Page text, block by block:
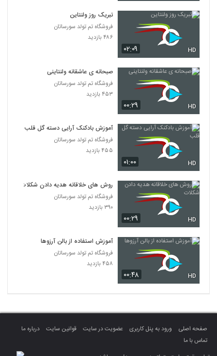
۰۲:۰۹ HD
تبریک روز ولنتاین
فروشگاه تم تولد سورساتان
۴۸۶ بازدید
۰۰:۲۹ HD
صبحانه ی عاشقانه ولنتاینی
فروشگاه تم تولد سورساتان
۴۵۳ بازدید
۰۱:۰۰ HD
آموزش بادکنک آرایی دسته گل قلب
فروشگاه تم تولد سورساتان
۴۵۵ بازدید
۰۰:۲۹ HD
روش های خلاقانه هدیه دادن شکلات
فروشگاه تم تولد سورساتان
۳۹۰ بازدید
۰۰:۴۸ HD
آموزش استفاده از بالن آرزوها
فروشگاه تم تولد سورساتان
۴۵۸ بازدید
صفحه اصلی ورود به پنل کاربری عضویت در سایت قوانین سایت
درباره ما
تماس با ما